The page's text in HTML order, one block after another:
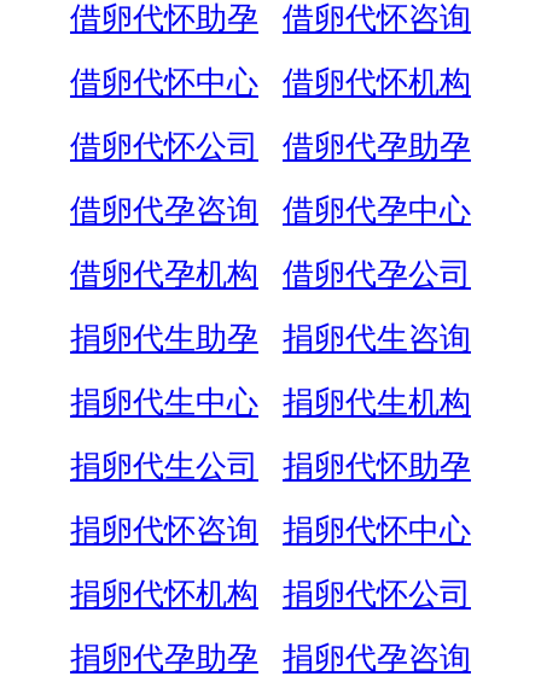
借卵代怀助孕
借卵代怀咨询
借卵代怀中心
借卵代怀机构
借卵代怀公司
借卵代孕助孕
借卵代孕咨询
借卵代孕中心
借卵代孕机构
借卵代孕公司
捐卵代生助孕
捐卵代生咨询
捐卵代生中心
捐卵代生机构
捐卵代生公司
捐卵代怀助孕
捐卵代怀咨询
捐卵代怀中心
捐卵代怀机构
捐卵代怀公司
捐卵代孕助孕
捐卵代孕咨询